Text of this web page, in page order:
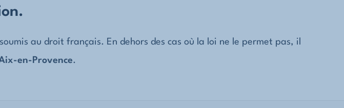
au droit français. En dehors des cas où la loi ne le permet pas, il
en-Provence.